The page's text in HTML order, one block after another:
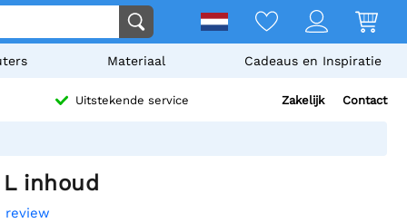
Materiaal Cadeaus en Inspiratie
Uitstekende service Zakelijk Contact
inhoud
review